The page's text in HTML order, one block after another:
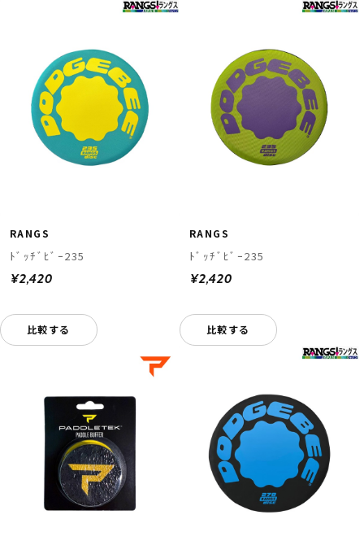
RANGS
ﾄﾞｯﾁﾞﾋﾞｰ235
¥2,420
比較する
RANGS
ﾄﾞｯﾁﾞﾋﾞｰ235
¥2,420
比較する